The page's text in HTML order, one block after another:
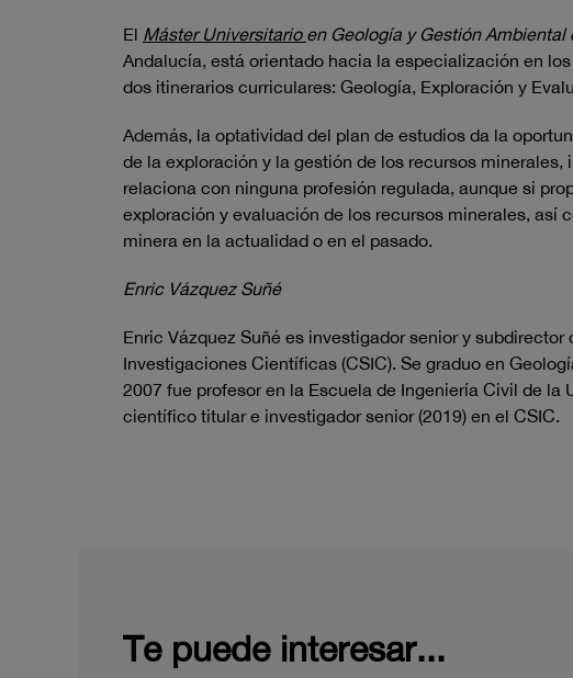
El Máster Universitario en Geología y Gestión Ambiental
Andalucía, está orientado hacia la especialización en
dos itinerarios curriculares: Geología, Exploración y
Además, la optatividad del plan de estudios da la
de la exploración y la gestión de los recursos
relaciona con ninguna profesión regulada, aunque si
exploración y evaluación de los recursos minerales, así
minera en la actualidad o en el pasado.
Enric Vázquez Suñé
Enric Vázquez Suñé es investigador senior y
Investigaciones Científicas (CSIC). Se graduo en
2007 fue profesor en la Escuela de Ingeniería Civil de
científico titular e investigador senior (2019) en el CSIC.
Te puede interesar...